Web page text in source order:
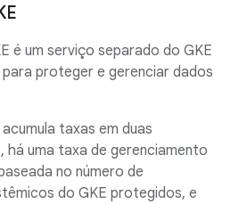
é um serviço separado do GKE
proteger e gerenciar dados
taxas em duas
há uma taxa de gerenciamento
no número de
do GKE protegidos, e